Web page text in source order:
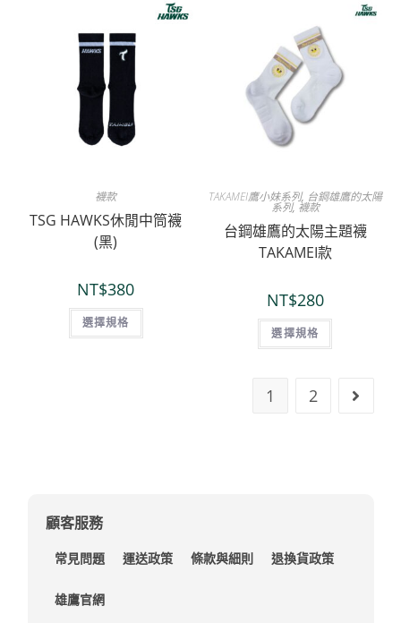
襪款
TSG HAWKS休閒中筒襪
(黑)
NT$380
選擇規格
TAKAMEI鷹小妹系列, 台鋼雄鷹的太陽
系列, 襪款
台鋼雄鷹的太陽主題襪
TAKAMEI款
NT$280
選擇規格
1 2
顧客服務
常見問題 運送政策 條款與細則 退換貨政策
雄鷹官網